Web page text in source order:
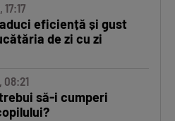
eficiență și gust
de zi cu zi
08:21
să-i cumperi